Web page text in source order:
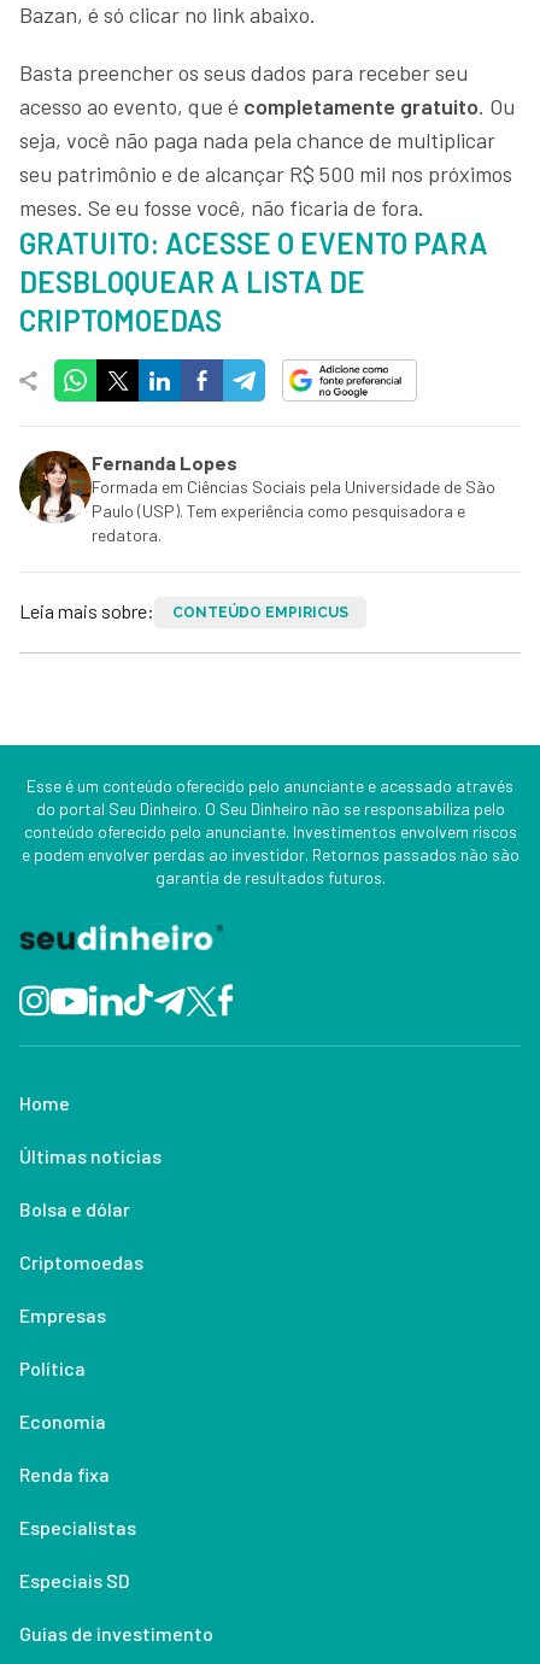
Bazan, é só clicar no link abaixo.
Basta preencher os seus dados para receber seu
acesso ao evento, que é completamente gratuito. Ou
seja, você não paga nada pela chance de multiplicar
seu patrimônio e de alcançar R$ 500 mil nos próximos
meses. Se eu fosse você, não ficaria de fora.
GRATUITO: ACESSE O EVENTO PARA
DESBLOQUEAR A LISTA DE
CRIPTOMOEDAS
Fernanda Lopes
Formada em Ciências Sociais pela Universidade de São
Paulo (USP). Tem experiência como pesquisadora e
redatora.
Leia mais sobre: CONTEÚDO EMPIRICUS
Esse é um conteúdo oferecido pelo anunciante e acessado através
do portal Seu Dinheiro. O Seu Dinheiro não se responsabiliza pelo
conteúdo oferecido pelo anunciante. Investimentos envolvem riscos
e podem envolver perdas ao investidor. Retornos passados não são
garantia de resultados futuros.
Home
Últimas notícias
Bolsa e dólar
Criptomoedas
Empresas
Política
Economia
Renda fixa
Especialistas
Especiais SD
Guias de investimento